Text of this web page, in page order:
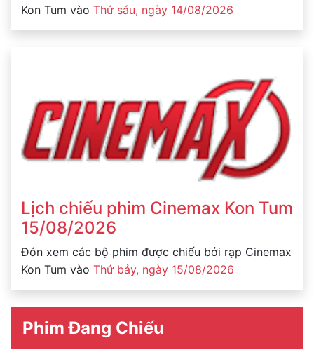
Kon Tum vào Thứ sáu, ngày 14/08/2026
Lịch chiếu phim Cinemax Kon Tum
15/08/2026
Đón xem các bộ phim được chiếu bởi rạp Cinemax
Kon Tum vào Thứ bảy, ngày 15/08/2026
Phim Đang Chiếu